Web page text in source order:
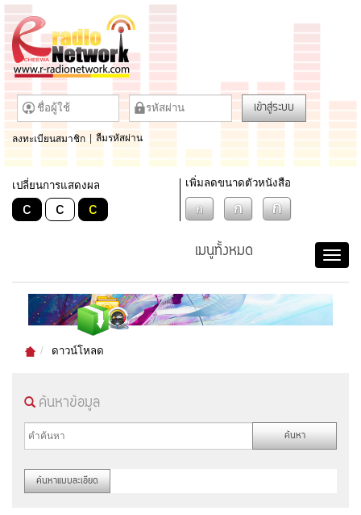
เข้าสู่ระบบ
ลงทะเบียนสมาชิก ลืมรหัสผ่าน
เปลี่ยนการแสดงผล
c c c
เพิ่มลดขนาดตัวหนังสือ
เมนูทั้งหมด
ดาวน์โหลด
ค้นหาข้อมูล